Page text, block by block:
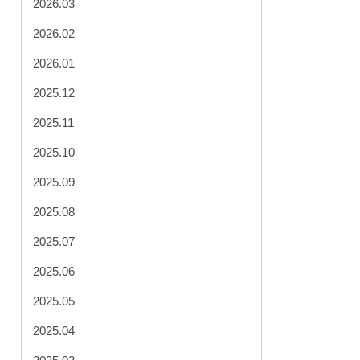
2026.03
2026.02
2026.01
2025.12
2025.11
2025.10
2025.09
2025.08
2025.07
2025.06
2025.05
2025.04